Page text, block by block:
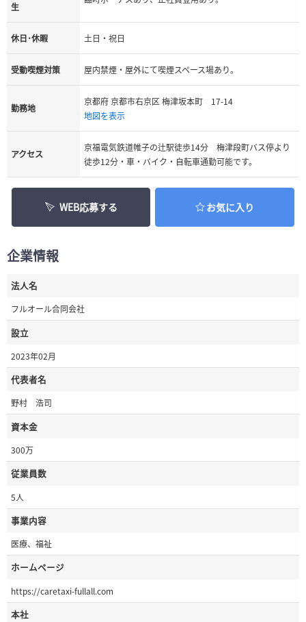
生
休日･休暇 土日・祝日
受動喫煙対策 屋内禁煙・屋外にて喫煙スペース場あり。
勤務地
京都府 京都市右京区 梅津坂本町 17-14
地図を表示
アクセス
京福電気鉄道帷子の辻駅徒歩14分 梅津段町バス停より
徒歩12分・車・バイク・自転車通勤可能です。
WEB応募する お気に入り
企業情報
法人名
フルオール合同会社
設立
2023年02月
代表者名
野村 浩司
資本金
300万
従業員数
5人
事業内容
医療、福祉
ホームページ
https://caretaxi-fullall.com
本社